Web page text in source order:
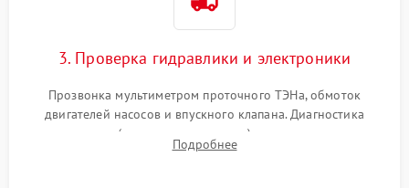
3. Проверка гидравлики и электроники
Прозвонка мультиметром проточного ТЭНа, обмоток
двигателей насосов и впускного клапана. Диагностика
прессостата (датчика уровня воды), датчика мутности,
концевика дверцы и электронного модуля управления.
Подробнее